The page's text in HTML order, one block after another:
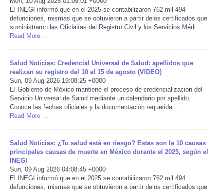
Sports
Technology
Travel
USA
World
Portada de Noticias
America Latina
El INEGI informó que en el 2025 se contabilizaron 762 mil 494
defunciones, mismas que se obtuvieron a partir delos certificados que
suministraron las Oficialías del Registro Civil y los Servicios Médi ...
Read More ...
Salud Noticias: Credencial Universal de Salud: apellidos que
realizan su registro del 10 al 15 de agosto (VIDEO)
Sun, 09 Aug 2026 19:08:25 +0000
El Gobierno de México mantiene el proceso de credencialización del
Servicio Universal de Salud mediante un calendario por apellido.
Conoce las fechas oficiales y la documentación requerida ...
Read More ...
Salud Noticias: ¿Tu salud está en riesgo? Estas son la 10 causas
principales causas de muerte en México durante el 2025, según el
INEGI
Sun, 09 Aug 2026 04:08:45 +0000
El INEGI informó que en el 2025 se contabilizaron 762 mil 494
defunciones, mismas que se obtuvieron a partir delos certificados que